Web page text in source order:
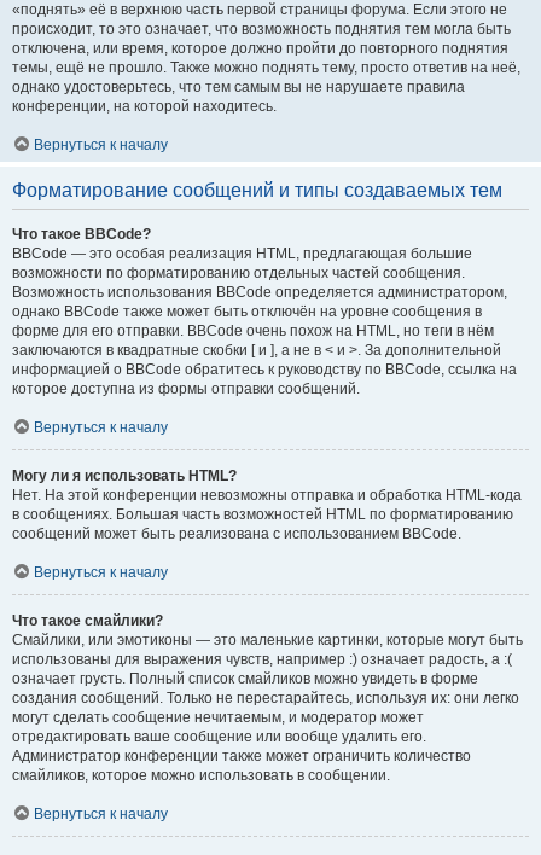
«поднять» её в верхнюю часть первой страницы форума. Если этого не
происходит, то это означает, что возможность поднятия тем могла быть
отключена, или время, которое должно пройти до повторного поднятия
темы, ещё не прошло. Также можно поднять тему, просто ответив на неё,
однако удостоверьтесь, что тем самым вы не нарушаете правила
конференции, на которой находитесь.
Вернуться к началу
Форматирование сообщений и типы создаваемых тем
Что такое BBCode?
BBCode — это особая реализация HTML, предлагающая большие
возможности по форматированию отдельных частей сообщения.
Возможность использования BBCode определяется администратором,
однако BBCode также может быть отключён на уровне сообщения в
форме для его отправки. BBCode очень похож на HTML, но теги в нём
заключаются в квадратные скобки [ и ], а не в < и >. За дополнительной
информацией о BBCode обратитесь к руководству по BBCode, ссылка на
которое доступна из формы отправки сообщений.
Вернуться к началу
Могу ли я использовать HTML?
Нет. На этой конференции невозможны отправка и обработка HTML-кода
в сообщениях. Большая часть возможностей HTML по форматированию
сообщений может быть реализована с использованием BBCode.
Вернуться к началу
Что такое смайлики?
Смайлики, или эмотиконы — это маленькие картинки, которые могут быть
использованы для выражения чувств, например :) означает радость, а :(
означает грусть. Полный список смайликов можно увидеть в форме
создания сообщений. Только не перестарайтесь, используя их: они легко
могут сделать сообщение нечитаемым, и модератор может
отредактировать ваше сообщение или вообще удалить его.
Администратор конференции также может ограничить количество
смайликов, которое можно использовать в сообщении.
Вернуться к началу